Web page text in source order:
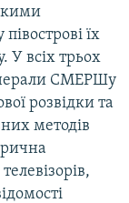
їх
У всіх трьох
СМЕРШу
розвідки та
методів